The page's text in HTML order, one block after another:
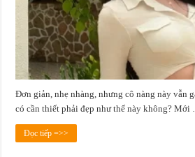
Đơn giản, nhẹ nhàng, nhưng cô nàng này vẫn
có cần thiết phải đẹp như thế này không? Mới
Đọc tiếp =>>